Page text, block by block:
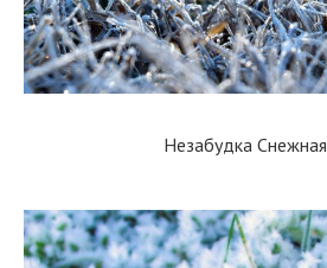
Незабудка Снежная